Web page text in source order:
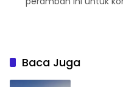
Baca Juga